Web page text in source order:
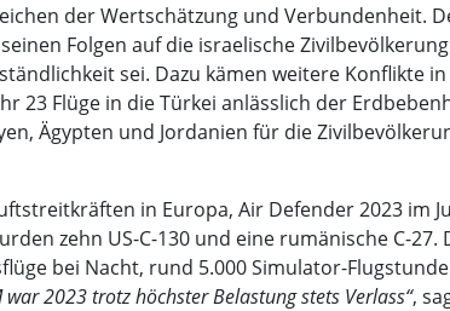
der Wertschätzung und Verbundenheit.
Folgen auf die israelische
sei. Dazu kämen weitere Konflikte
23 Flüge in die Türkei anlässlich der
Ägypten und Jordanien für die
in Europa, Air Defender 2023 im
zehn US-C-130 und eine rumänische C-27.
bei Nacht, rund 5.000 Simulator-
2023 trotz höchster Belastung stets Verlass“,